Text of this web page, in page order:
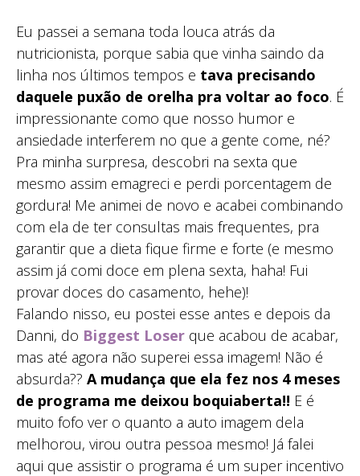
Eu passei a semana toda louca atrás da
nutricionista, porque sabia que vinha saindo da
linha nos últimos tempos e tava precisando
daquele puxão de orelha pra voltar ao foco. É
impressionante como que nosso humor e
ansiedade interferem no que a gente come, né?
Pra minha surpresa, descobri na sexta que
mesmo assim emagreci e perdi porcentagem de
gordura! Me animei de novo e acabei combinando
com ela de ter consultas mais frequentes, pra
garantir que a dieta fique firme e forte (e mesmo
assim já comi doce em plena sexta, haha! Fui
provar doces do casamento, hehe)!
Falando nisso, eu postei esse antes e depois da
Danni, do Biggest Loser que acabou de acabar,
mas até agora não superei essa imagem! Não é
absurda?? A mudança que ela fez nos 4 meses
de programa me deixou boquiaberta!! E é
muito fofo ver o quanto a auto imagem dela
melhorou, virou outra pessoa mesmo! Já falei
aqui que assistir o programa é um super incentivo